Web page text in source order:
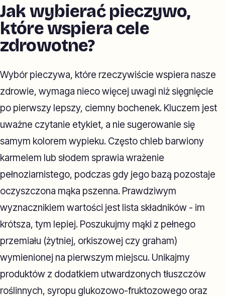
Jak wybierać pieczywo,
które wspiera cele
zdrowotne?
Wybór pieczywa, które rzeczywiście wspiera nasze
zdrowie, wymaga nieco więcej uwagi niż sięgnięcie
po pierwszy lepszy, ciemny bochenek. Kluczem jest
uważne czytanie etykiet, a nie sugerowanie się
samym kolorem wypieku. Często chleb barwiony
karmelem lub słodem sprawia wrażenie
pełnoziarnistego, podczas gdy jego bazą pozostaje
oczyszczona mąka pszenna. Prawdziwym
wyznacznikiem wartości jest lista składników - im
krótsza, tym lepiej. Poszukujmy mąki z pełnego
przemiału (żytniej, orkiszowej czy graham)
wymienionej na pierwszym miejscu. Unikajmy
produktów z dodatkiem utwardzonych tłuszczów
roślinnych, syropu glukozowo-fruktozowego oraz